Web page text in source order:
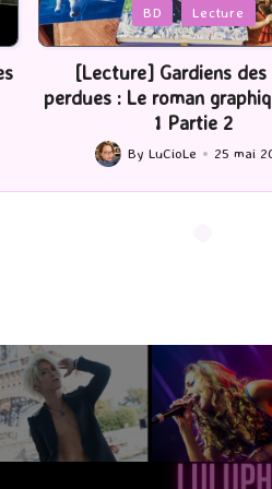
Posted
in
Serie Tv USA
[Série TV] The Madison :
by
By LuCioLe 22 mai